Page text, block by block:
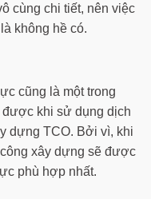
cùng chi tiết, nên việc
không hề có.
cũng là một trong
khi sử dụng dịch
dựng TCO. Bởi vì, khi
xây dựng sẽ được
phù hợp nhất.